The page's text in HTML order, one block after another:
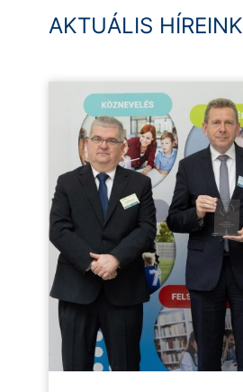
AKTUÁLIS HÍREINK